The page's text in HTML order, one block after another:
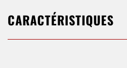
CARACTÉRISTIQUES